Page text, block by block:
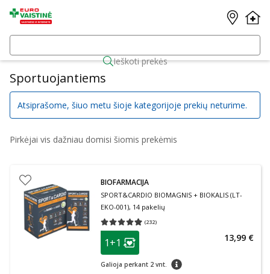
Ieškoti prekės
Sportuojantiems
Atsiprašome, šiuo metu šioje kategorijoje prekių neturime.
Pirkėjai vis dažniau domisi šiomis prekėmis
BIOFARMACIJA
SPORT&CARDIO BIOMAGNIS + BIOKALIS (LT-
EKO-001), 14 pakelių
(232)
Vidutinis įvertinimas 4.93
patarimas
Lojalumo klubo narių nuolaida
1+1
Galioja perkant 2 vnt. patarimas
13,99 €